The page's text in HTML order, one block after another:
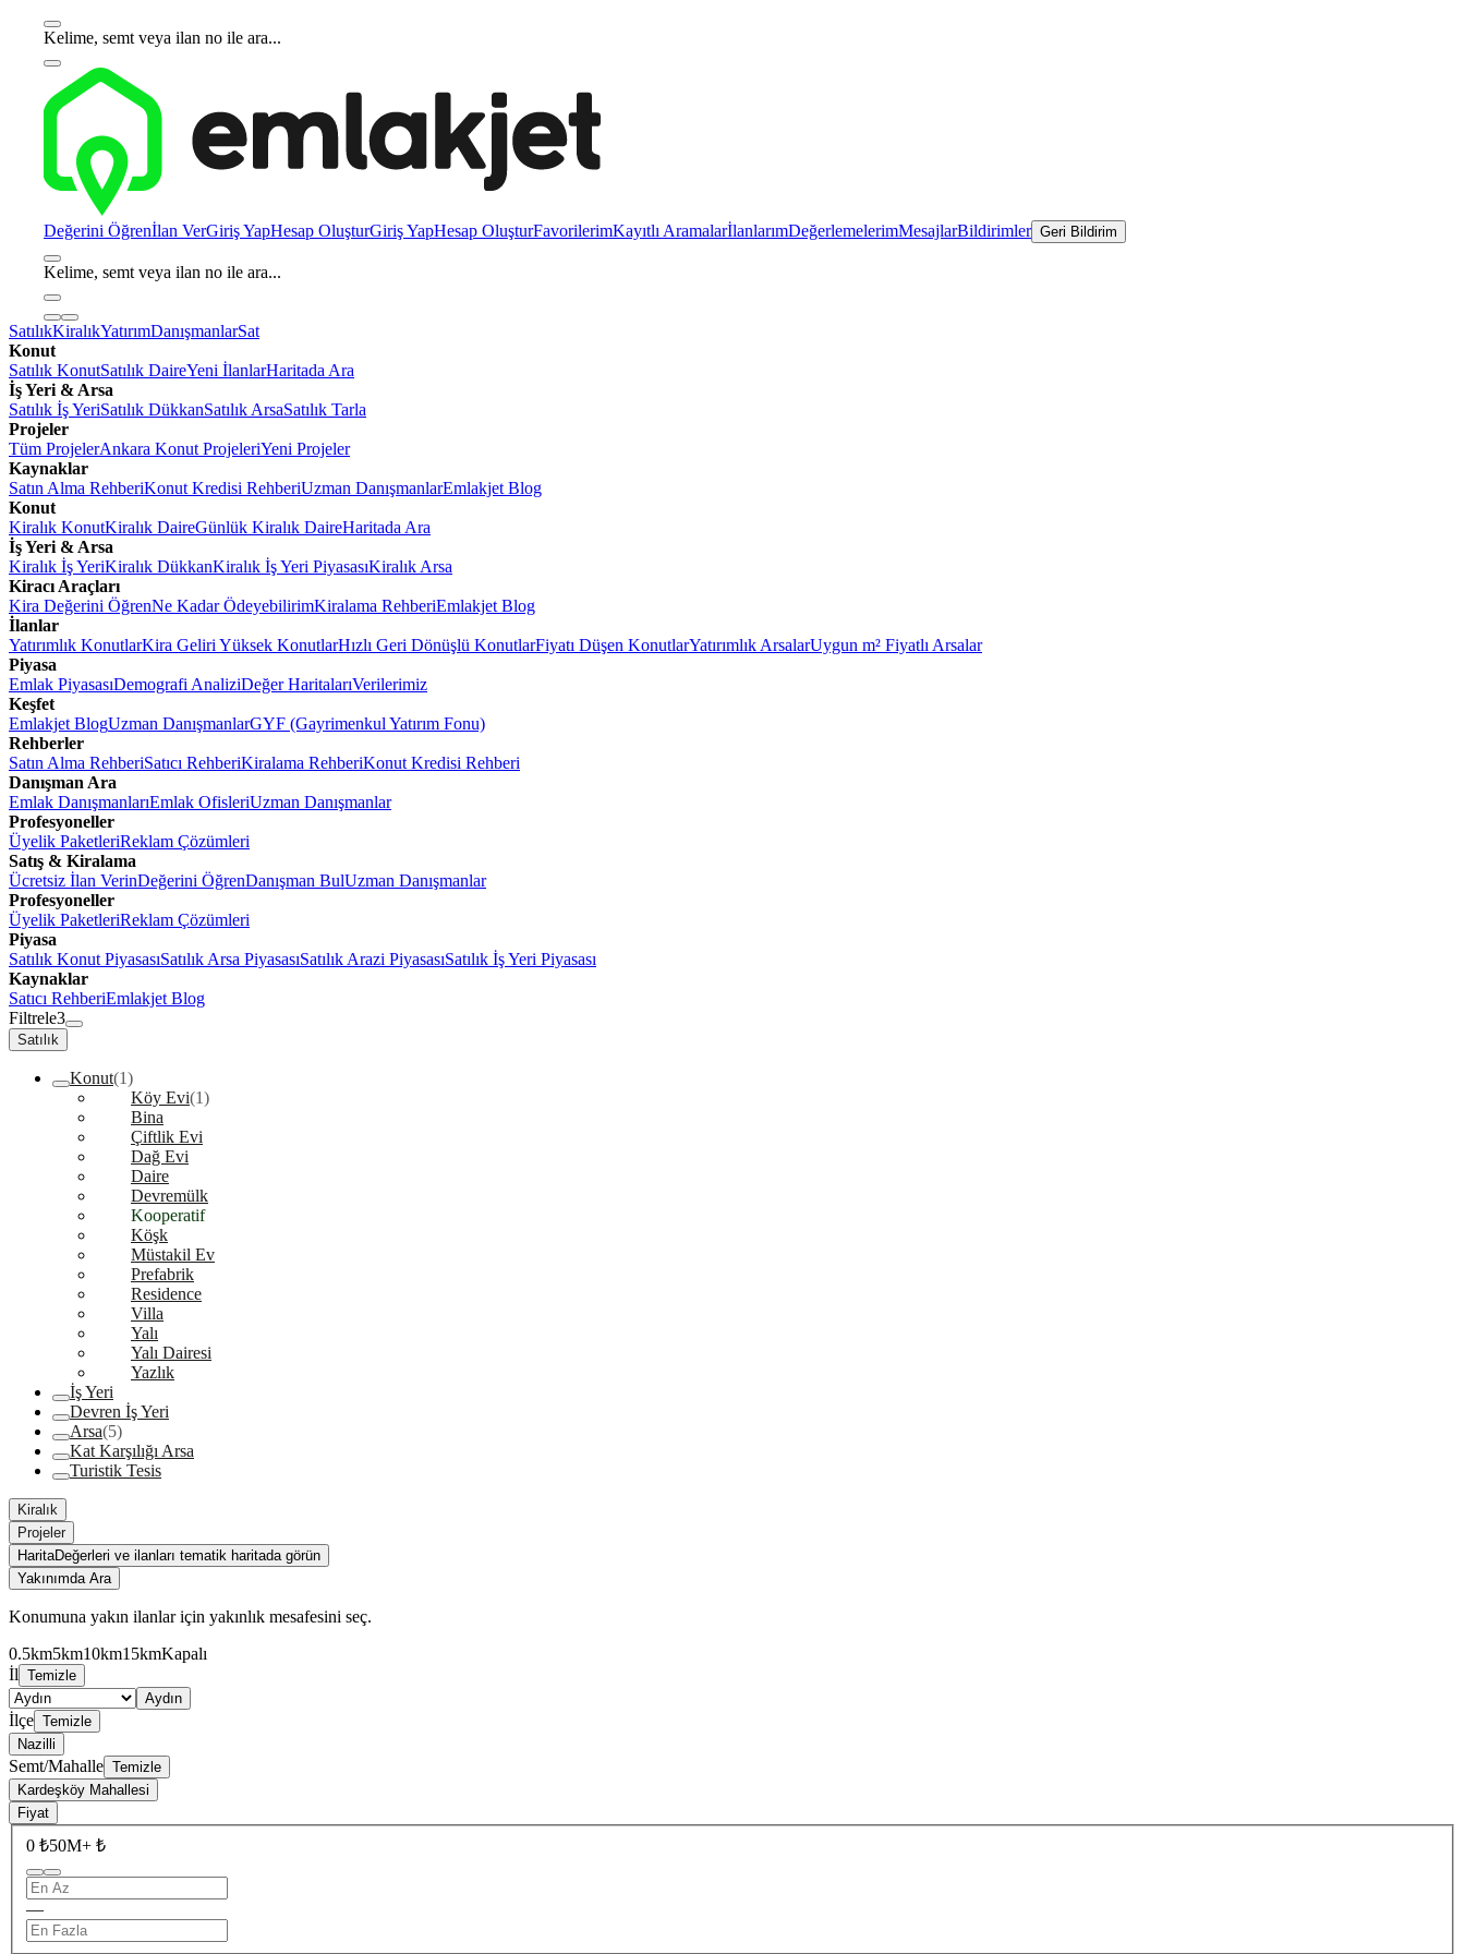
Kelime, semt veya ilan no ile ara...
Değerini Öğrenİlan VerGiriş YapHesap OluşturGiriş YapHesap OluşturFavorilerimKayıtlı AramalarİlanlarımDeğerlemelerimMesajlarBildirimler Geri Bildirim
Kelime, semt veya ilan no ile ara...
SatılıkKiralıkYatırımDanışmanlarSat
Konut
Satılık KonutSatılık DaireYeni İlanlarHaritada Ara
İş Yeri & Arsa
Satılık İş YeriSatılık DükkanSatılık ArsaSatılık Tarla
Projeler
Tüm ProjelerAnkara Konut ProjeleriYeni Projeler
Kaynaklar
Satın Alma RehberiKonut Kredisi RehberiUzman DanışmanlarEmlakjet Blog
Konut
Kiralık KonutKiralık DaireGünlük Kiralık DaireHaritada Ara
İş Yeri & Arsa
Kiralık İş YeriKiralık DükkanKiralık İş Yeri PiyasasıKiralık Arsa
Kiracı Araçları
Kira Değerini ÖğrenNe Kadar ÖdeyebilirimKiralama RehberiEmlakjet Blog
İlanlar
Yatırımlık KonutlarKira Geliri Yüksek KonutlarHızlı Geri Dönüşlü KonutlarFiyatı Düşen KonutlarYatırımlık ArsalarUygun m² Fiyatlı Arsalar
Piyasa
Emlak PiyasasıDemografi AnaliziDeğer HaritalarıVerilerimiz
Keşfet
Emlakjet BlogUzman DanışmanlarGYF (Gayrimenkul Yatırım Fonu)
Rehberler
Satın Alma RehberiSatıcı RehberiKiralama RehberiKonut Kredisi Rehberi
Danışman Ara
Emlak DanışmanlarıEmlak OfisleriUzman Danışmanlar
Profesyoneller
Üyelik PaketleriReklam Çözümleri
Satış & Kiralama
Ücretsiz İlan VerinDeğerini ÖğrenDanışman BulUzman Danışmanlar
Profesyoneller
Üyelik PaketleriReklam Çözümleri
Piyasa
Satılık Konut PiyasasıSatılık Arsa PiyasasıSatılık Arazi PiyasasıSatılık İş Yeri Piyasası
Kaynaklar
Satıcı RehberiEmlakjet Blog
Filtrele3
Satılık
Konut(1)
Köy Evi(1)
Bina
Çiftlik Evi
Dağ Evi
Daire
Devremülk
Kooperatif
Köşk
Müstakil Ev
Prefabrik
Residence
Villa
Yalı
Yalı Dairesi
Yazlık
İş Yeri
Devren İş Yeri
Arsa(5)
Kat Karşılığı Arsa
Turistik Tesis
Kiralık
Projeler
HaritaDeğerleri ve ilanları tematik haritada görün
Yakınımda Ara
Konumuna yakın ilanlar için yakınlık mesafesini seç.
0.5km5km10km15kmKapalı
İl Temizle
Aydın
İlçe Temizle
Nazilli
Semt/Mahalle Temizle
Kardeşköy Mahallesi
Fiyat
0 ₺50M+ ₺
—